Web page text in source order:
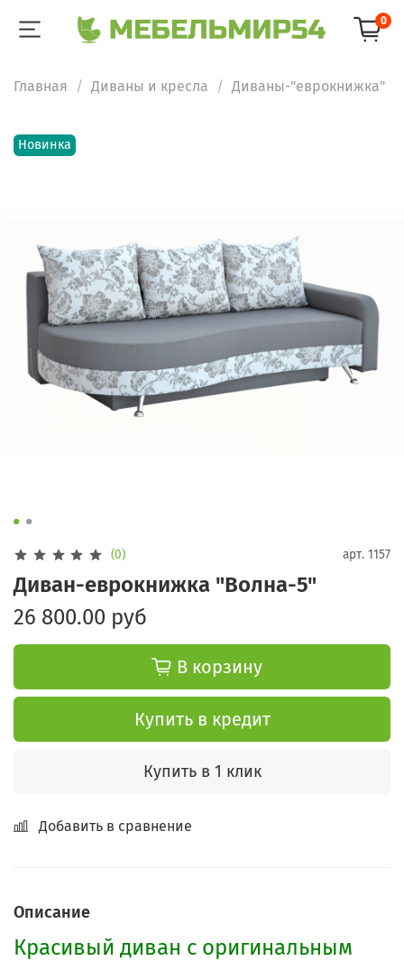
0
Главная Диваны и кресла Диваны-"еврокнижка"
Новинка
(0) арт. 1157
Диван-еврокнижка "Волна-5"
26 800.00 руб
В корзину
Купить в кредит
Купить в 1 клик
Добавить в сравнение
Описание
Красивый диван с оригинальным